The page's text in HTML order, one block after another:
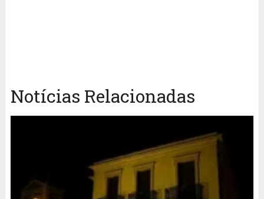
Notícias Relacionadas